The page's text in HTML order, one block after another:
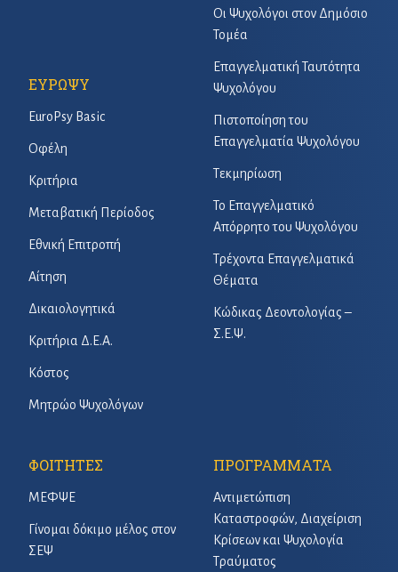
Οι Ψυχολόγοι στον Δημόσιο
Τομέα
Επαγγελματική Ταυτότητα
Ψυχολόγου
Πιστοποίηση του
Επαγγελματία Ψυχολόγου
Τεκμηρίωση
Το Επαγγελματικό
Απόρρητο του Ψυχολόγου
Τρέχοντα Επαγγελματικά
Θέματα
Κώδικας Δεοντολογίας –
Σ.Ε.Ψ.
ΕΥΡΩΨΥ
EuroPsy Basic
Οφέλη
Κριτήρια
Μεταβατική Περίοδος
Εθνική Επιτροπή
Αίτηση
Δικαιολογητικά
Κριτήρια Δ.Ε.Α.
Κόστος
Μητρώο Ψυχολόγων
ΦΟΙΤΗΤΕΣ
ΜΕΦΨΕ
Γίνομαι δόκιμο μέλος στον
ΣΕΨ
ΠΡΟΓΡΑΜΜΑΤΑ
Αντιμετώπιση
Καταστροφών, Διαχείριση
Κρίσεων και Ψυχολογία
Τραύματος